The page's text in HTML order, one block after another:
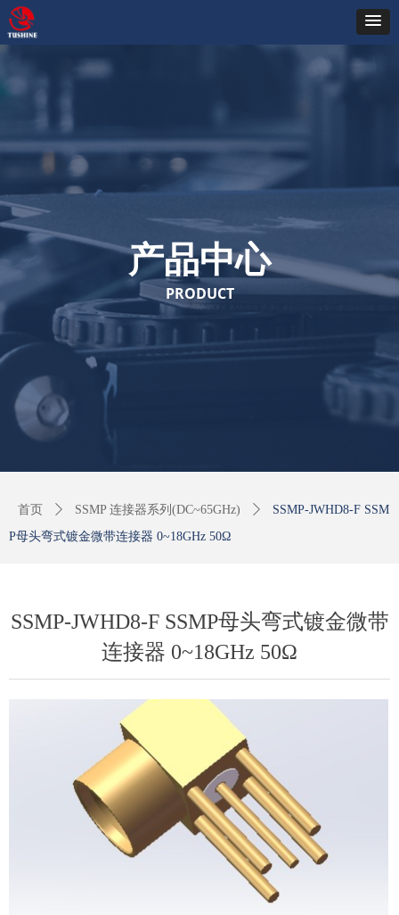
首页 ꄲ SSMP 连接器系列(DC~65GHz) ꄲ
SSMP-JWHD8-F SSM
P母头弯式镀金微带连接器 0~18GHz 50Ω
SSMP-JWHD8-F SSMP母头弯式镀金微带
连接器 0~18GHz 50Ω
产品中心
PRODUCT